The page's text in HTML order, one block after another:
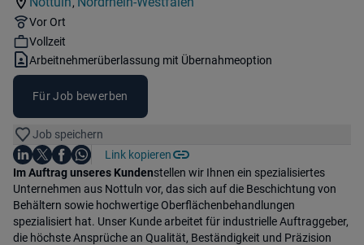
Standorte:Region:
Remote Option:
Vor Ort
Workhours:
Vollzeit
Vertragsart:
Arbeitnehmerüberlassung mit Übernahmeoption
Für Job bewerben
Job speichern
Teile diesen Job
Auf LinkedIn teilen
Auf X teilen
Auf Facebook teilen
Auf WhatsApp teilen
Link kopieren
Einleitung
Im Auftrag unseres Kundenstellen wir Ihnen ein spezialisiertes
Unternehmen aus Nottuln vor, das sich auf die Beschichtung von
Behältern sowie hochwertige Oberflächenbehandlungen
spezialisiert hat. Unser Kunde arbeitet für industrielle Auftraggeber,
die höchste Ansprüche an Qualität, Beständigkeit und Präzision